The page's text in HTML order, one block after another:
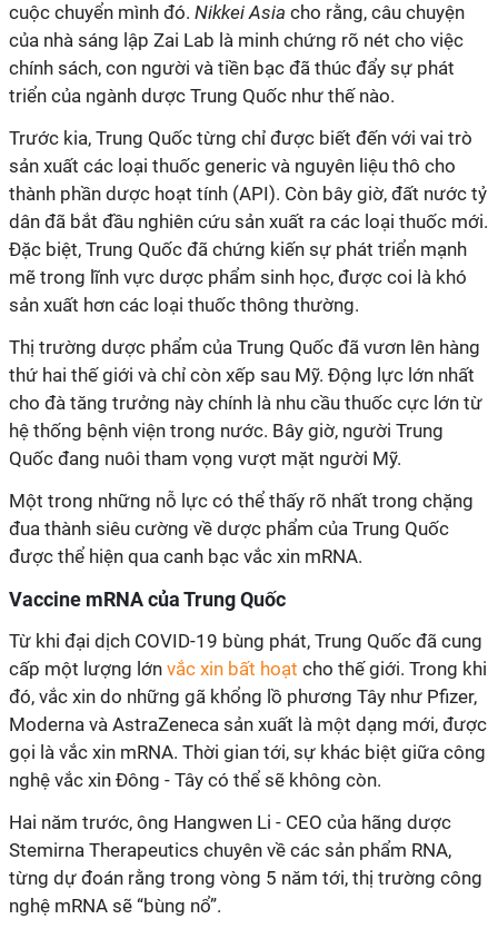
cuộc chuyển mình đó. Nikkei Asia cho rằng, câu chuyện
của nhà sáng lập Zai Lab là minh chứng rõ nét cho việc
chính sách, con người và tiền bạc đã thúc đẩy sự phát
triển của ngành dược Trung Quốc như thế nào.
Trước kia, Trung Quốc từng chỉ được biết đến với vai trò
sản xuất các loại thuốc generic và nguyên liệu thô cho
thành phần dược hoạt tính (API). Còn bây giờ, đất nước tỷ
dân đã bắt đầu nghiên cứu sản xuất ra các loại thuốc mới.
Đặc biệt, Trung Quốc đã chứng kiến sự phát triển mạnh
mẽ trong lĩnh vực dược phẩm sinh học, được coi là khó
sản xuất hơn các loại thuốc thông thường.
Thị trường dược phẩm của Trung Quốc đã vươn lên hàng
thứ hai thế giới và chỉ còn xếp sau Mỹ. Động lực lớn nhất
cho đà tăng trưởng này chính là nhu cầu thuốc cực lớn từ
hệ thống bệnh viện trong nước. Bây giờ, người Trung
Quốc đang nuôi tham vọng vượt mặt người Mỹ.
Một trong những nỗ lực có thể thấy rõ nhất trong chặng
đua thành siêu cường về dược phẩm của Trung Quốc
được thể hiện qua canh bạc vắc xin mRNA.
Vaccine mRNA của Trung Quốc
Từ khi đại dịch COVID-19 bùng phát, Trung Quốc đã cung
cấp một lượng lớn vắc xin bất hoạt cho thế giới. Trong khi
đó, vắc xin do những gã khổng lồ phương Tây như Pfizer,
Moderna và AstraZeneca sản xuất là một dạng mới, được
gọi là vắc xin mRNA. Thời gian tới, sự khác biệt giữa công
nghệ vắc xin Đông - Tây có thể sẽ không còn.
Hai năm trước, ông Hangwen Li - CEO của hãng dược
Stemirna Therapeutics chuyên về các sản phẩm RNA,
từng dự đoán rằng trong vòng 5 năm tới, thị trường công
nghệ mRNA sẽ “bùng nổ”.